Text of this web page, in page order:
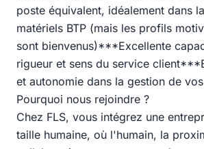
poste équivalent, idéalement dans
matériels BTP (mais les profils
sont bienvenus)***Excellente
rigueur et sens du service
et autonomie dans la gestion de
Pourquoi nous rejoindre ?
Chez FLS, vous intégrez une
taille humaine, où l'humain, la